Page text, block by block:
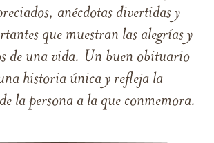
anécdotas divertidas y
que muestran las alegrías y
de una vida. Un buen obituario
historia única y refleja la
la persona a la que conmemora.